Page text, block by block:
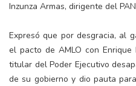
Inzunza Armas, dirigente del
Expresó que por desgracia, al
el pacto de AMLO con
titular del Poder Ejecutivo
de su gobierno y dio pauta